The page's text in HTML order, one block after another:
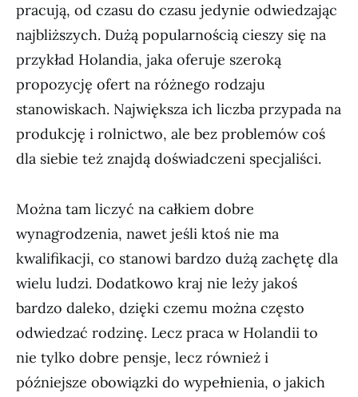
pracują, od czasu do czasu jedynie odwiedzając
najbliższych. Dużą popularnością cieszy się na
przykład Holandia, jaka oferuje szeroką
propozycję ofert na różnego rodzaju
stanowiskach. Największa ich liczba przypada na
produkcję i rolnictwo, ale bez problemów coś
dla siebie też znajdą doświadczeni specjaliści.
Można tam liczyć na całkiem dobre
wynagrodzenia, nawet jeśli ktoś nie ma
kwalifikacji, co stanowi bardzo dużą zachętę dla
wielu ludzi. Dodatkowo kraj nie leży jakoś
bardzo daleko, dzięki czemu można często
odwiedzać rodzinę. Lecz praca w Holandii to
nie tylko dobre pensje, lecz również i
późniejsze obowiązki do wypełnienia, o jakich